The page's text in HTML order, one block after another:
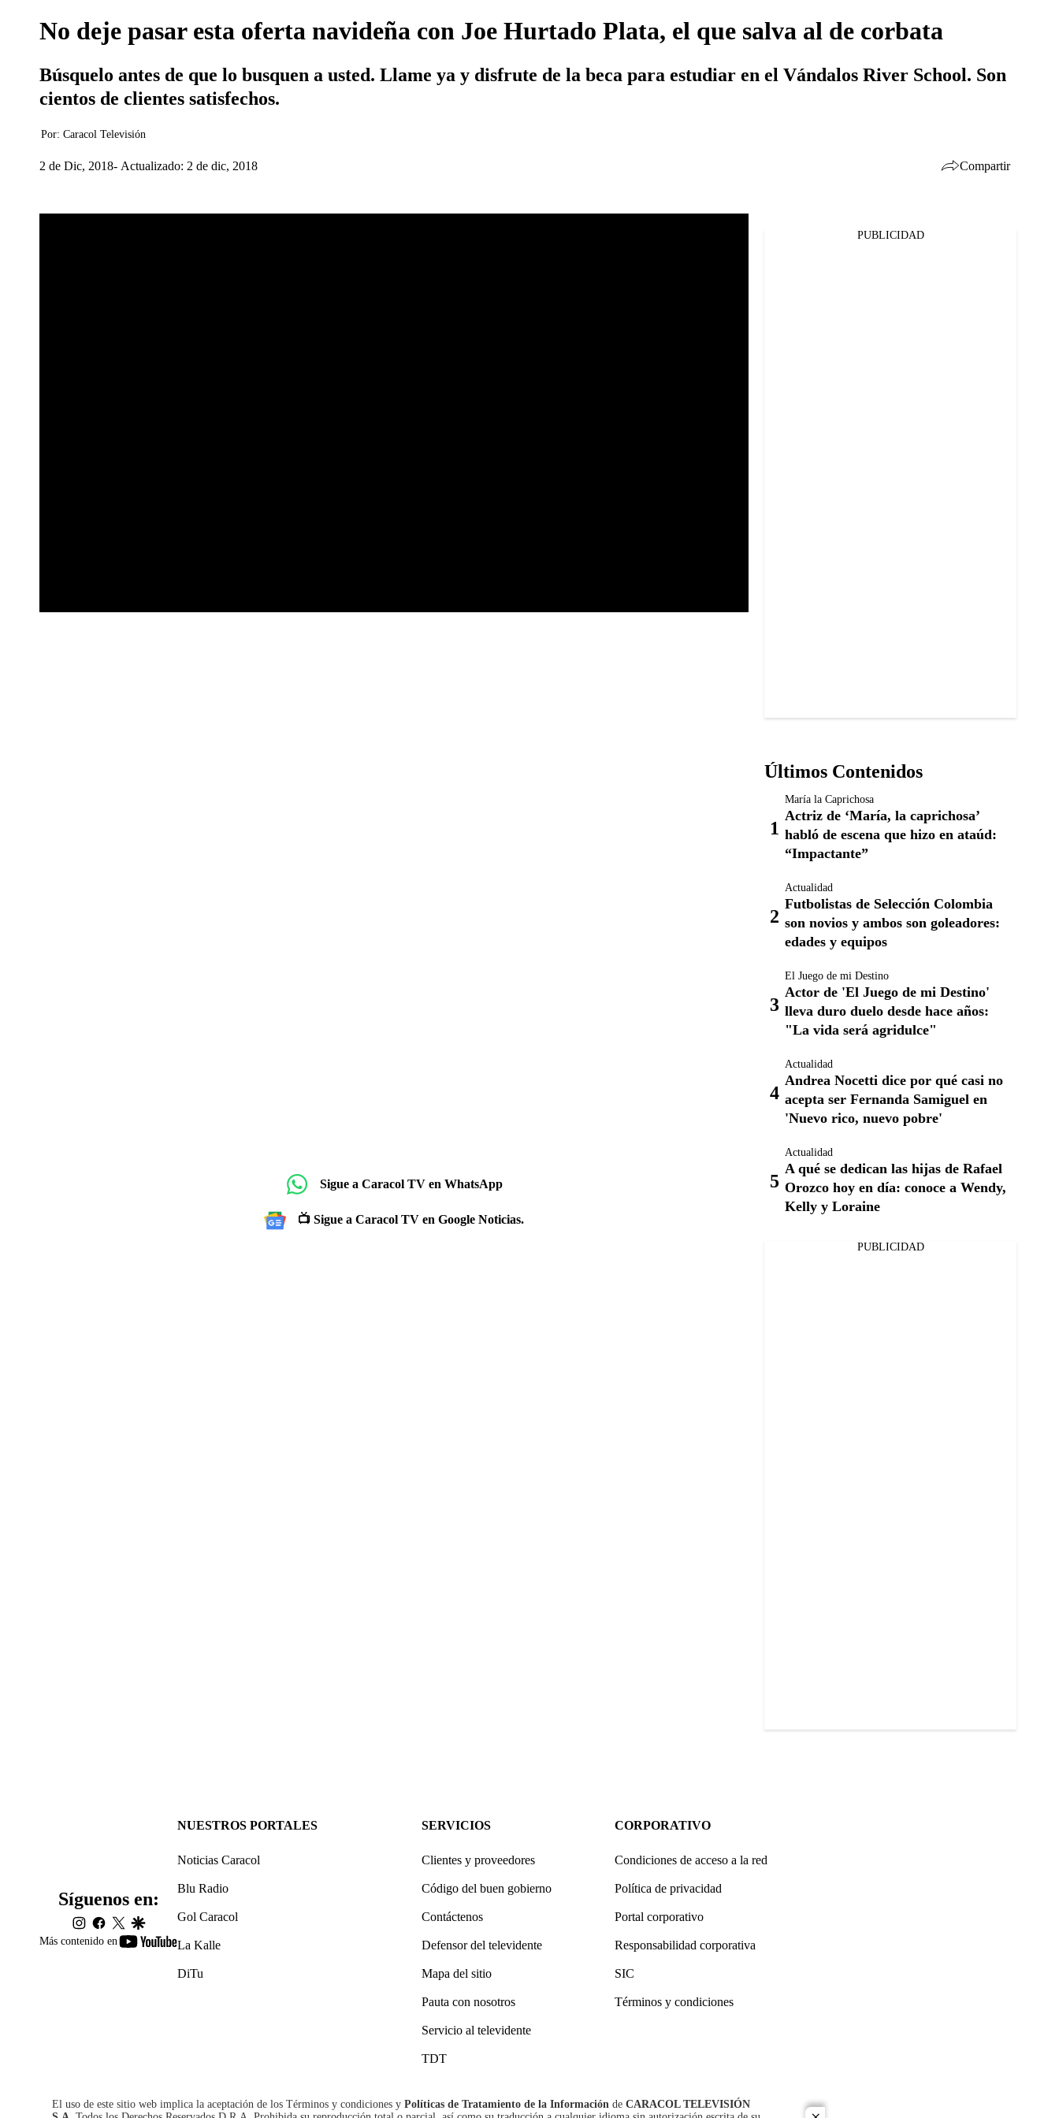
No deje pasar esta oferta navideña con Joe Hurtado Plata, el que salva al de corbata
Búsquelo antes de que lo busquen a usted. Llame ya y disfrute de la beca para estudiar en el Vándalos River School. Son
cientos de clientes satisfechos.
Por: Caracol Televisión
2 de Dic, 2018 Actualizado: 2 de dic, 2018 Compartir
Sigue a Caracol TV en WhatsApp
📺 Sigue a Caracol TV en Google Noticias.
PUBLICIDAD
Últimos Contenidos
María la Caprichosa
Actriz de ‘María, la caprichosa’
habló de escena que hizo en ataúd:
“Impactante”
Actualidad
Futbolistas de Selección Colombia
son novios y ambos son goleadores:
edades y equipos
El Juego de mi Destino
Actor de 'El Juego de mi Destino'
lleva duro duelo desde hace años:
"La vida será agridulce"
Actualidad
Andrea Nocetti dice por qué casi no
acepta ser Fernanda Samiguel en
'Nuevo rico, nuevo pobre'
Actualidad
A qué se dedican las hijas de Rafael
Orozco hoy en día: conoce a Wendy,
Kelly y Loraine
PUBLICIDAD
Más contenido en
youtube-
Síguenos en:
instagram
facebook
twittergoogle
NUESTROS PORTALES
Noticias Caracol
Blu Radio
Gol Caracol
La Kalle
DiTu
SERVICIOS
Clientes y proveedores
Código del buen gobierno
Contáctenos
Defensor del televidente
Mapa del sitio
Pauta con nosotros
Servicio al televidente
TDT
CORPORATIVO
Condiciones de acceso a la red
Política de privacidad
Portal corporativo
Responsabilidad corporativa
SIC
Términos y condiciones
El uso de este sitio web implica la aceptación de los Términos y condiciones y Políticas de Tratamiento de la Información de CARACOL TELEVISIÓN